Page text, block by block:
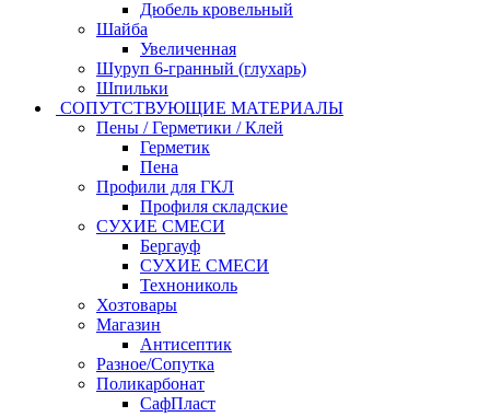
Дюбель кровельный
Шайба
Увеличенная
Шуруп 6-гранный (глухарь)
Шпильки
СОПУТСТВУЮЩИЕ МАТЕРИАЛЫ
Пены / Герметики / Клей
Герметик
Пена
Профили для ГКЛ
Профиля складские
СУХИЕ СМЕСИ
Бергауф
СУХИЕ СМЕСИ
Технониколь
Хозтовары
Магазин
Антисептик
Разное/Сопутка
Поликарбонат
СафПласт